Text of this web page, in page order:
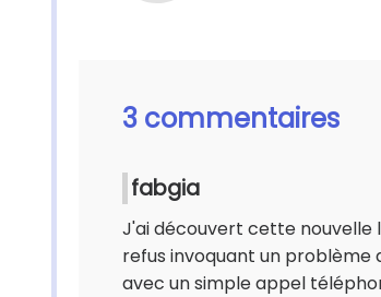
3 commentaires
fabgia
J'ai découvert cette nouvelle
refus invoquant un problème
avec un simple appel